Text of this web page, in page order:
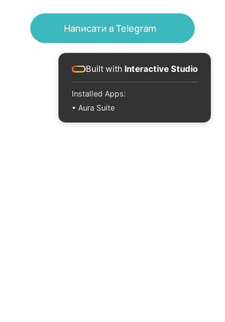
Написати в Telegram
Built with Interactive Studio
Installed Apps:
• Aura Suite